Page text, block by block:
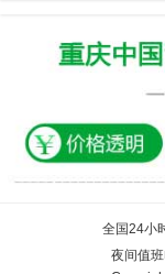
全国24小
夜间值